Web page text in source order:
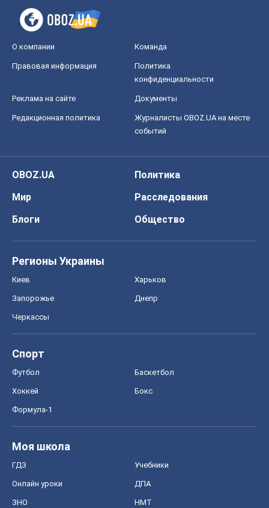
О компании Команда
Правовая информация
Политика
конфиденциальности
Реклама на сайте Документы
Редакционная политика
Журналисты OBOZ.UA на месте
событий
OBOZ.UA
Политика
Мир
Расследования
Блоги
Общество
Регионы Украины
Киев Харьков
Запорожье Днепр
Черкассы
Спорт
Футбол Баскетбол
Хоккей Бокс
Формула-1
Моя школа
ГДЗ Учебники
Онлайн уроки ДПА
ЗНО НМТ